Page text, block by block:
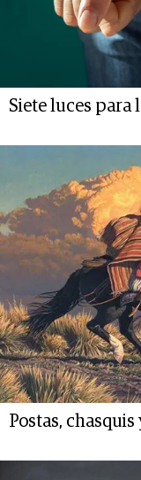
Siete luces para
Postas, chasquis